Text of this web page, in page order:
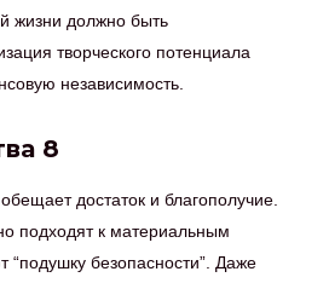
жизни должно быть
творческого потенциала
независимость.
8
достаток и благополучие.
подходят к материальным
“подушку безопасности”. Даже